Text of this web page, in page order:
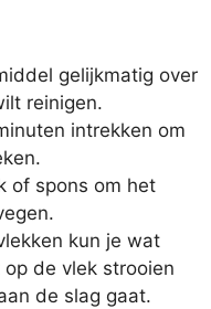
gelijkmatig over
reinigen.
intrekken om
of spons om het
kun je wat
de vlek strooien
de slag gaat.